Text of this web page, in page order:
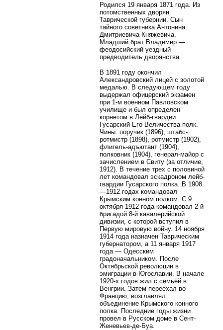
Родился 19 января 1871 года. Из
потомственных дворян
Таврической губернии. Сын
тайного советника Антонина
Дмитриевича Княжевича.
Младший брат Владимир —
феодосийский уездный
предводитель дворянства.
В 1891 году окончил
Александровский лицей с золотой
медалью. В следующем году
выдержал офицерский экзамен
при 1-м военном Павловском
училище и был определен
корнетом в Лейб-гвардии
Гусарский Его Величества полк.
Чины: поручик (1896), штабс-
ротмистр (1898), ротмистр (1902),
флигель-адъютант (1904),
полковник (1904), генерал-майор с
зачислением в Свиту (за отличие,
1912). В течение трех с половиной
лет командовал эскадроном лейб-
гвардии Гусарского полка. В 1908
—1912 годах командовал
Крымским конном полком. С 9
октября 1912 года командовал 2-й
бригадой 8-й кавалерийской
дивизии, с которой вступил в
Первую мировую войну. 14 ноября
1914 года назначен Таврическим
губернатором, а 11 января 1917
года — Одесским
градоначальником. После
Октябрьской революции в
эмиграции в Югославии. В начале
1920-х годов жил с семьёй в
Венгрии. Затем переехал во
Францию, возглавлял
объединение Крымского конного
полка. Последние годы жизни
провел в Русском доме в Сент-
Женевьев-де-Буа.